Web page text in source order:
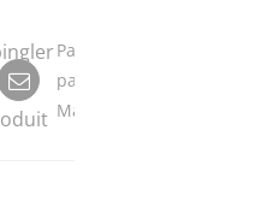
Partager
par
Mail